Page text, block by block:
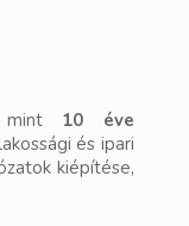
10 éve
és ipari
kiépítése,